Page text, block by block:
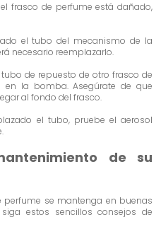
frasco de perfume está dañado,
el tubo del mecanismo de la
necesario reemplazarlo.
de repuesto de otro frasco de
en la bomba. Asegúrate de que
al fondo del frasco.
el tubo, pruebe el aerosol
de su
se mantenga en buenas
estos sencillos consejos de